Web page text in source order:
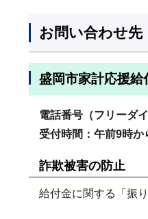
お問い合わせ先
盛岡市家計応援給
電話番号（フリーダ
受付時間：午前9時か
詐欺被害の防止
給付金に関する「振